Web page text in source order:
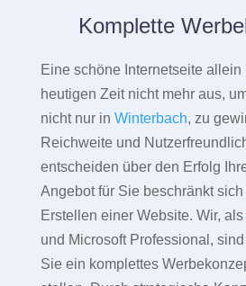
Komplette
Eine schöne Internetseite allein
heutigen Zeit nicht mehr aus,
nicht nur in Winterbach, zu
Reichweite und
entscheiden über den Erfolg
Angebot für Sie beschränkt
Erstellen einer Website. Wir, als
und Microsoft Professional,
Sie ein komplettes